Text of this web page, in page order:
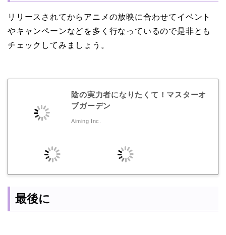
リリースされてからアニメの放映に合わせてイベント
やキャンペーンなどを多く行なっているので是非とも
チェックしてみましょう。
陰の実力者になりたくて！マスターオ
ブガーデン
Aiming Inc.
最後に